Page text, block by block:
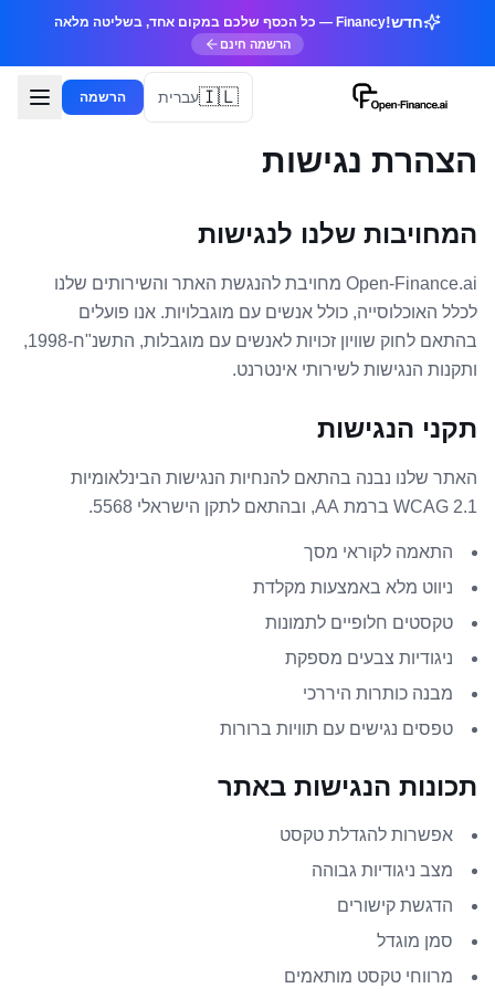
דלג לתוכן הראשי דלג לצור קשר חדש!Financy — כל הכסף שלכם במקום אחד, בשליטה מלאה
הרשמה חינם
🇮🇱עברית הרשמה
הצהרת נגישות
המחויבות שלנו לנגישות
Open-Finance.ai מחויבת להנגשת האתר והשירותים שלנו
לכלל האוכלוסייה, כולל אנשים עם מוגבלויות. אנו פועלים
בהתאם לחוק שוויון זכויות לאנשים עם מוגבלות, התשנ"ח-1998,
ותקנות הנגישות לשירותי אינטרנט.
תקני הנגישות
האתר שלנו נבנה בהתאם להנחיות הנגישות הבינלאומיות
WCAG 2.1 ברמת AA, ובהתאם לתקן הישראלי 5568.
התאמה לקוראי מסך
ניווט מלא באמצעות מקלדת
טקסטים חלופיים לתמונות
ניגודיות צבעים מספקת
מבנה כותרות היררכי
טפסים נגישים עם תוויות ברורות
תכונות הנגישות באתר
אפשרות להגדלת טקסט
מצב ניגודיות גבוהה
הדגשת קישורים
סמן מוגדל
מרווחי טקסט מותאמים